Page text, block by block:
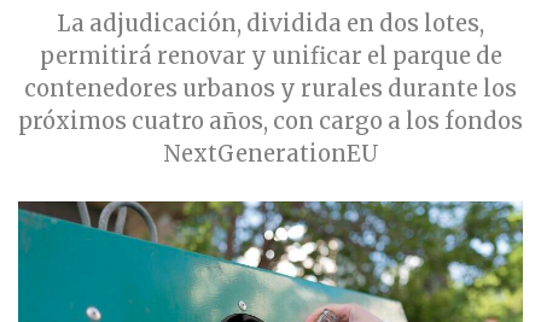
La adjudicación, dividida en dos lotes,
permitirá renovar y unificar el parque de
contenedores urbanos y rurales durante los
próximos cuatro años, con cargo a los fondos
NextGenerationEU